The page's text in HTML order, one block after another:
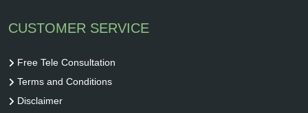
CUSTOMER SERVICE
Free Tele Consultation
Terms and Conditions
Disclaimer